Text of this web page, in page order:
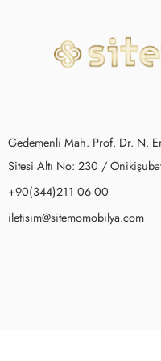
Gedemenli Mah. Prof. Dr. N.
Sitesi Altı No: 230 /
+90(344)211 06 00
iletisim@sitemomobilya.com